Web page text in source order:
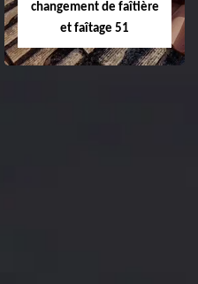
changement de faîtière
et faîtage 51